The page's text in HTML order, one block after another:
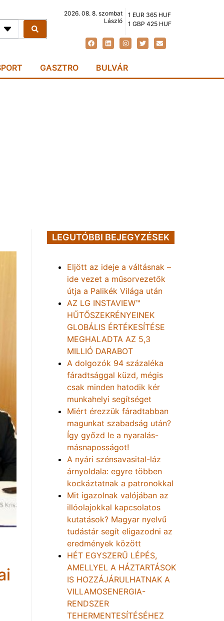
2026. 08. 8. szombat
László
1 EUR 365 HUF
1 GBP 425 HUF
GASZTRO BULVÁR
LEGUTÓBBI BEJEGYZÉSEK
Eljött az ideje a váltásnak –
ide vezet a műsorvezetők
útja a Palikék Világa után
AZ LG INSTAVIEW™
HŰTŐSZEKRÉNYEINEK
GLOBÁLIS ÉRTÉKESÍTÉSE
MEGHALADTA AZ 5,3
MILLIÓ DARABOT
A dolgozók 94 százaléka
fáradtsággal küzd, mégis
csak minden hatodik kér
munkahelyi segítséget
Miért érezzük fáradtabban
magunkat szabadság után?
Így győzd le a nyaralás-
másnaposságot!
A nyári szénsavasital-láz
árnyoldala: egyre többen
kockáztatnak a patronokkal
Mit igazolnak valójában az
illóolajokkal kapcsolatos
kutatások? Magyar nyelvű
tudástár segít eligazodni az
eredmények között
HÉT EGYSZERŰ LÉPÉS,
AMELLYEL A HÁZTARTÁSOK
IS HOZZÁJÁRULHATNAK A
VILLAMOSENERGIA-
RENDSZER
TEHERMENTESÍTÉSÉHEZ